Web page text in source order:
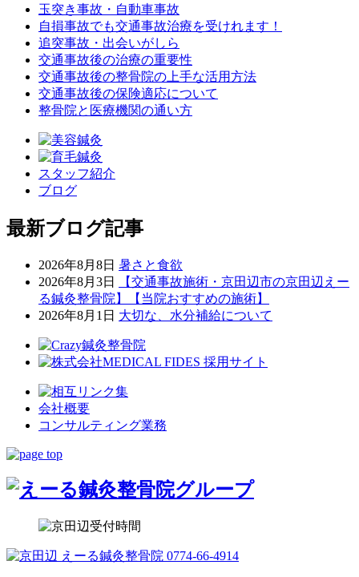
玉突き事故・自動車事故
自損事故でも交通事故治療を受けれます！
追突事故・出会いがしら
交通事故後の治療の重要性
交通事故後の整骨院の上手な活用方法
交通事故後の保険適応について
整骨院と医療機関の通い方
スタッフ紹介
ブログ
最新ブログ記事
2026年8月8日 暑さと食欲
2026年8月3日
【交通事故施術・京田辺市の京田辺えー
る鍼灸整骨院】【当院おすすめの施術】
2026年8月1日 大切な、水分補給について
会社概要
コンサルティング業務